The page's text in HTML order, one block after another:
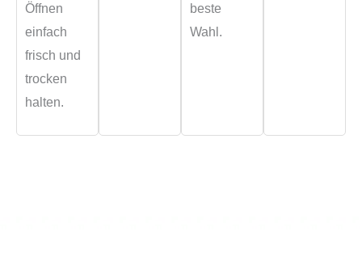
Öffnen
einfach
frisch und
trocken
halten.
beste
Wahl.